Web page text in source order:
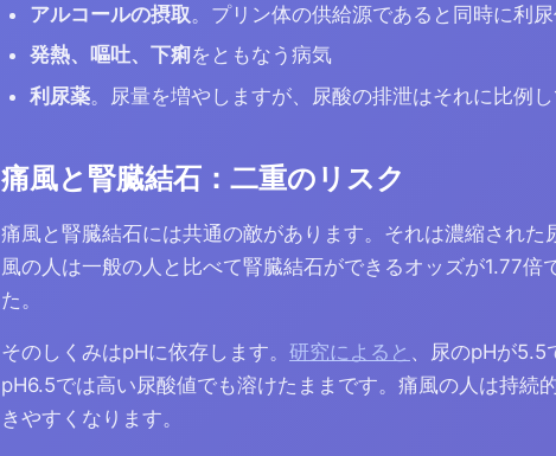
アルコールの摂取。プリン体の供給源であると同時に利
発熱、嘔吐、下痢をともなう病気
利尿薬。尿量を増やしますが、尿酸の排泄はそれに比例
痛風と腎臓結石：二重のリスク
痛風と腎臓結石には共通の敵があります。それは濃縮された
風の人は一般の人と比べて腎臓結石ができるオッズが1.77
た。
そのしくみはpHに依存します。 研究によると
、尿のpHが
pH6.5では高い尿酸値でも溶けたままです。痛風の人は持続
きやすくなります。